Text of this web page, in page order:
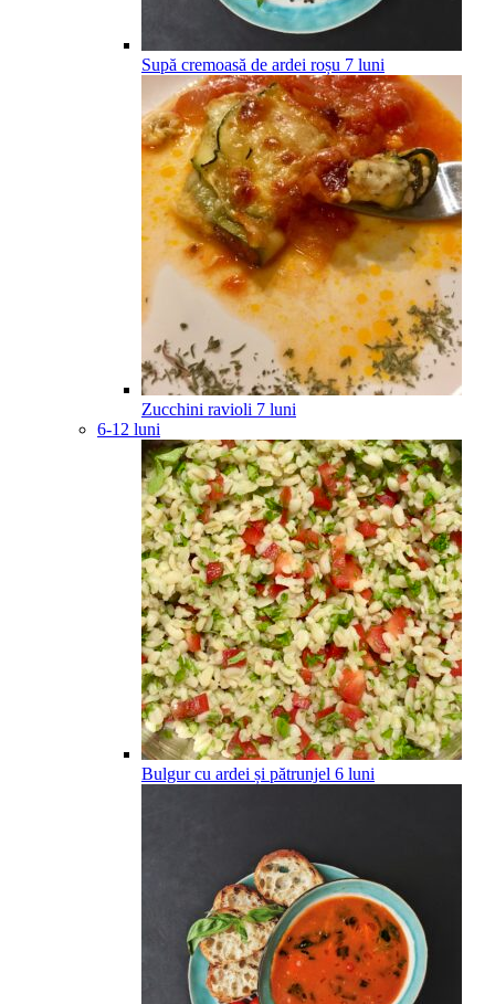
Supă cremoasă de ardei roșu 7 luni
Zucchini ravioli 7 luni
6-12 luni
Bulgur cu ardei și pătrunjel 6 luni